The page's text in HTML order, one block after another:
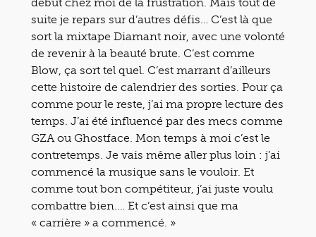
suite je repars sur d’autres défis… C’est là que
sort la mixtape Diamant noir, avec une volonté
de revenir à la beauté brute. C’est comme
Blow, ça sort tel quel. C’est marrant d’ailleurs
cette histoire de calendrier des sorties. Pour ça
comme pour le reste, j’ai ma propre lecture des
temps. J’ai été influencé par des mecs comme
GZA ou Ghostface. Mon temps à moi c’est le
contretemps. Je vais même aller plus loin : j’ai
commencé la musique sans le vouloir. Et
comme tout bon compétiteur, j’ai juste voulu
combattre bien.… Et c’est ainsi que ma
« carrière » a commencé. »